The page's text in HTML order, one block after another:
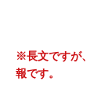
※長文ですが、
報です。